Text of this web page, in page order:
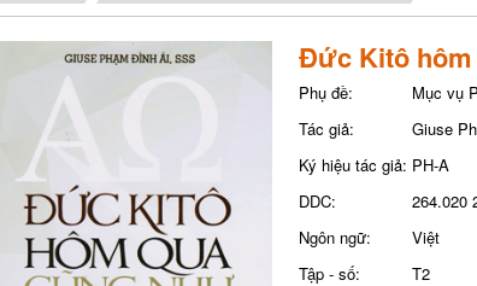
Đức Kitô hôm
Phụ đề:
Mục vụ
Tác giả:
Giuse
Ký hiệu tác giả: PH-A
DDC:
264.020
Ngôn ngữ:
Việt
Tập - số:
T2